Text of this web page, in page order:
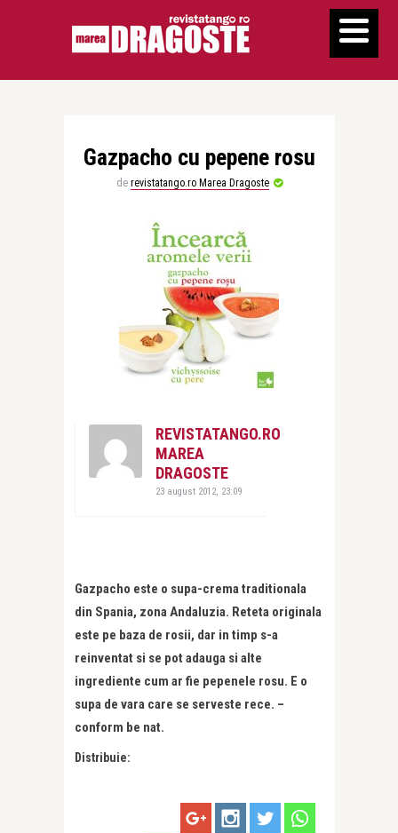
Gazpacho cu pepene rosu
de revistatango.ro Marea Dragoste
REVISTATANGO.RO
MAREA
DRAGOSTE
23 august 2012, 23:09
Gazpacho este o supa-crema traditionala
din Spania, zona Andaluzia. Reteta originala
este pe baza de rosii, dar in timp s-a
reinventat si se pot adauga si alte
ingrediente cum ar fie pepenele rosu. E o
supa de vara care se serveste rece. –
conform be nat.
Distribuie: